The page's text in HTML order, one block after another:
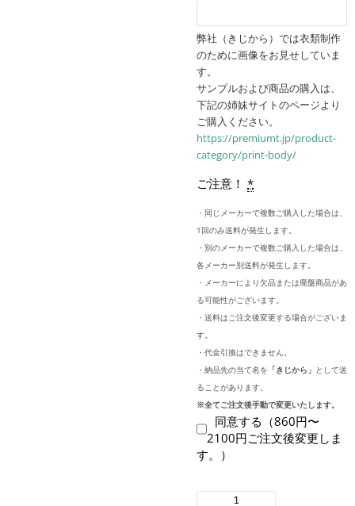
弊社（きじから）では衣類制作
のために画像をお見せしていま
す。
サンプルおよび商品の購入は、
下記の姉妹サイトのページより
ご購入ください。
https://premiumt.jp/product-
category/print-body/
ご注意！ *
・同じメーカーで複数ご購入した場合は、
1回のみ送料が発生します。
・別のメーカーで複数ご購入した場合は、
各メーカー別送料が発生します。
・メーカーにより欠品または廃盤商品があ
る可能性がございます。
・送料はご注文後変更する場合がございま
す。
・代金引換はできません。
・納品先の当て名を 「きじから」 として送
ることがあります。
※全てご注文後手動で変更いたします。
同意する（860円〜
2100円ご注文後変更しま
す。）
GILDAN